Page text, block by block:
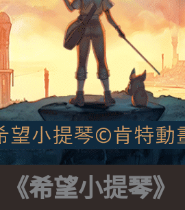
《希望小提琴》